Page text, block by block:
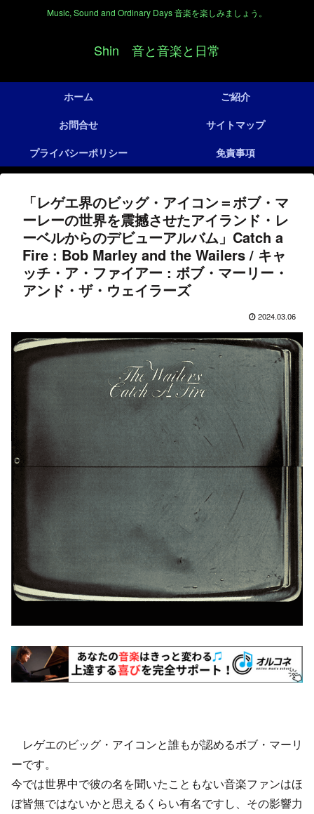
Music, Sound and Ordinary Days 音楽を楽しみましょう。
Shin 音と音楽と日常
ホーム
ご紹介
お問合せ
サイトマップ
プライバシーポリシー
免責事項
「レゲエ界のビッグ・アイコン＝ボブ・マ
ーレーの世界を震撼させたアイランド・レ
ーベルからのデビューアルバム」Catch a
Fire : Bob Marley and the Wailers / キャ
ッチ・ア・ファイアー : ボブ・マーリー・
アンド・ザ・ウェイラーズ
2024.03.06
レゲエのビッグ・アイコンと誰もが認めるボブ・マーリ
ーです。
今では世界中で彼の名を聞いたこともない音楽ファンはほ
ぼ皆無ではないかと思えるくらい有名ですし、その影響力